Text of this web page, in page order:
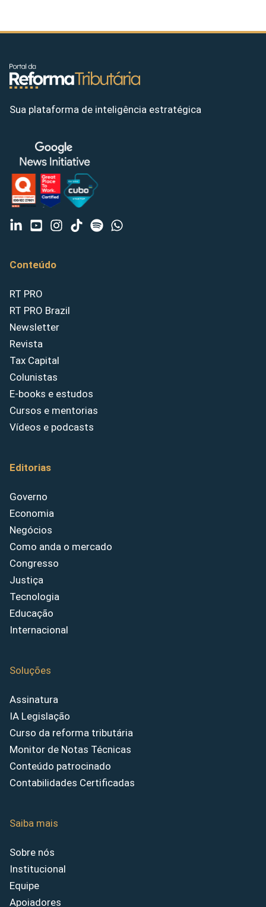
Sua plataforma de inteligência estratégica
Conteúdo
RT PRO
RT PRO Brazil
Newsletter
Revista
Tax Capital
Colunistas
E-books e estudos
Cursos e mentorias
Vídeos e podcasts
Editorias
Governo
Economia
Negócios
Como anda o mercado
Congresso
Justiça
Tecnologia
Educação
Internacional
Soluções
Assinatura
IA Legislação
Curso da reforma tributária
Monitor de Notas Técnicas
Conteúdo patrocinado
Contabilidades Certificadas
Saiba mais
Sobre nós
Institucional
Equipe
Apoiadores